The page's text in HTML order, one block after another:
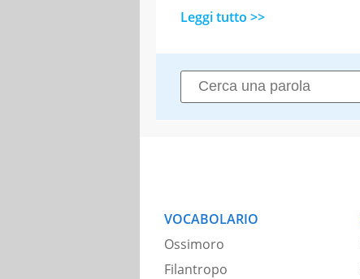
Leggi tutto >>
VOCABOLARIO
Ossimoro
Filantropo